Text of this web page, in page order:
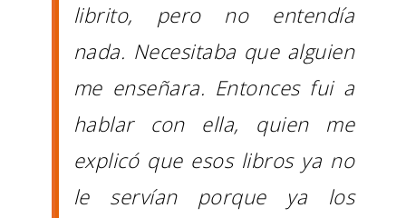
librito, pero no entendía
nada. Necesitaba que alguien
me enseñara. Entonces fui a
hablar con ella, quien me
explicó que esos libros ya no
le servían porque ya los